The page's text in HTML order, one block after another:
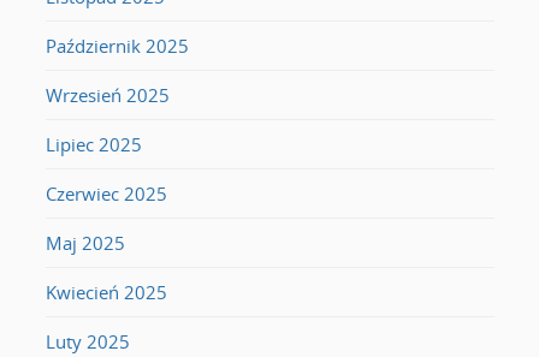
Październik 2025
Wrzesień 2025
Lipiec 2025
Czerwiec 2025
Maj 2025
Kwiecień 2025
Luty 2025